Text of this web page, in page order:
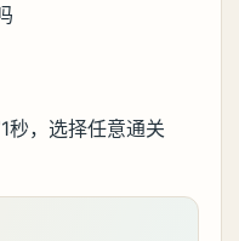
秒，选择任意通关